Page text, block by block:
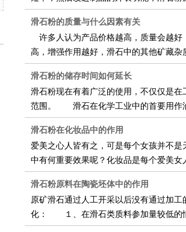
滑石粉的质量与什么因素有关
许多人认为产品价格越高，质量会越
高，增强作用越好，滑石中的其他矿藏
滑石粉的储存时间如何延长
滑石粉现在有着广泛的使用，不仅仅是
范围。 滑石在化学工业中的首要用作
滑石粉在化妆品中的作用
爱美之心人皆有之，可是每个女孩并不
中有何重要效果呢？化妆品是每个爱美
滑石粉原料在陶瓷坯体中的作用
原矿滑石通过人工开采以后没有通过加
化： １、在滑石类质料参加量较低的